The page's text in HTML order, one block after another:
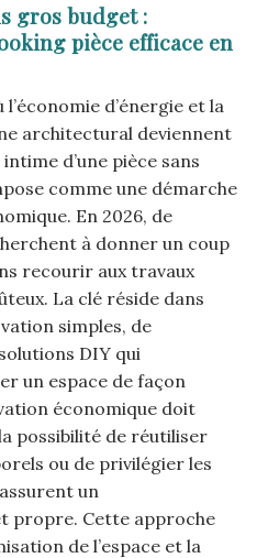
gros budget :
pièce efficace en
d’énergie et la
architectural deviennent
d’une pièce sans
comme une démarche
En 2026, de
à donner un coup
recourir aux travaux
La clé réside dans
simples, de
DIY qui
un espace de façon
économique doit
possibilité de réutiliser
ou de privilégier les
un
propre. Cette approche
de l’espace et la